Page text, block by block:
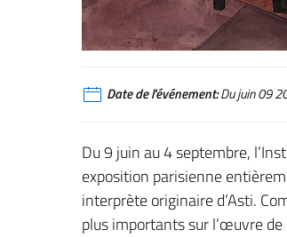
Date de l'événement:Du juin 09
Du 9 juin au 4 septembre,
exposition parisienne
interprète originaire d’Asti.
plus importants sur l’œuvre de